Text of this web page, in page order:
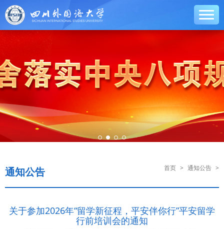
通知公告 首页 > 通知公告 >
关于参加2026年“留学新征程，平安伴你行”平安留学
行前培训会的通知